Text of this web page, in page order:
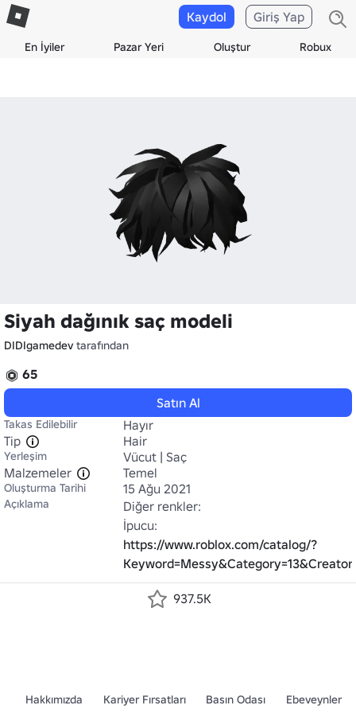
En İyiler Pazar Yeri Oluştur Robux
Kaydol Giriş Yap
Siyah dağınık saç modeli
DIDIgamedev tarafından
65
Satın Al
Takas Edilebilir
Hayır
Tip
Hair
Yerleşim
Vücut | Saç
Malzemeler
Temel
Oluşturma Tarihi 15 Ağu 2021
Açıklama
Diğer renkler:
https://www.roblox.com/catalog/?
937.5K
Hakkımızda Kariyer Fırsatları Basın Odası Ebeveynler